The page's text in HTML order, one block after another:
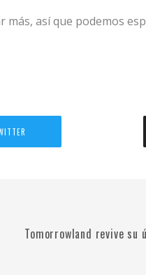
más, así que podemos
Tomorrowland revive su